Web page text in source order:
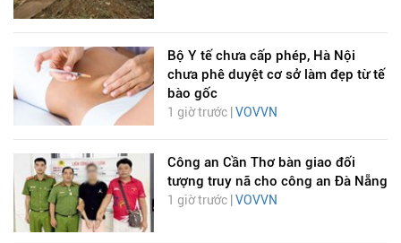
Bộ Y tế chưa cấp phép, Hà Nội
chưa phê duyệt cơ sở làm đẹp từ tế
bào gốc
1 giờ trước | VOVVN
Công an Cần Thơ bàn giao đối
tượng truy nã cho công an Đà Nẵng
1 giờ trước | VOVVN